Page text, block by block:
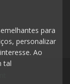
para
personalizar
Ao
tal